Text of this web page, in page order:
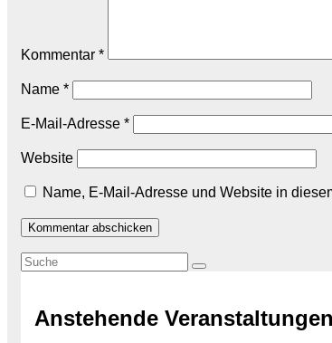
Kommentar *
Name *
E-Mail-Adresse *
Website
Name, E-Mail-Adresse und Website in
Anstehende Veranstaltungen